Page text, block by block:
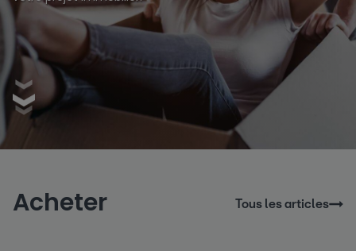
Acheter Tous les articles